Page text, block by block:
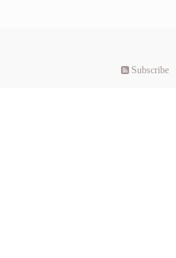
Subscribe